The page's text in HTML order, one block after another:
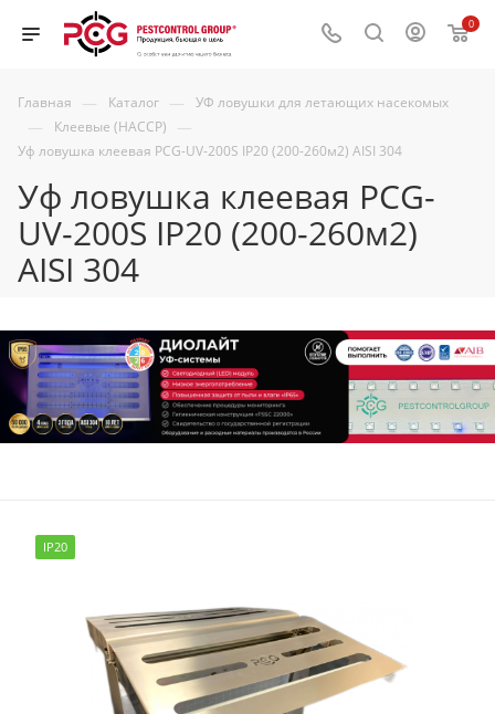
0
Главная — Каталог — УФ ловушки для летающих насекомых
— Клеевые (HACCP) —
Уф ловушка клеевая PCG-UV-200S IP20 (200-260м2) AISI 304
Уф ловушка клеевая PCG-
UV-200S IP20 (200-260м2)
AISI 304
IP20